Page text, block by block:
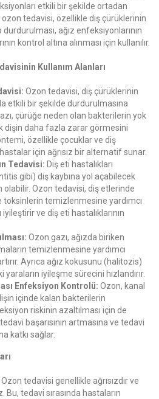
etkili bir şekilde ortadan
ozon tedavisi, özellikle diş çürüklerinin
ağız enfeksiyonlarının
kontrol altına alınması için kullanılır.
Kullanım Alanları
Ozon tedavisi, diş çürüklerinin
etkili bir şekilde durdurulmasına
çürüğe neden olan bakterilerin yok
dişin daha fazla zarar görmesini
özellikle çocuklar ve diş
için ağrısız bir alternatif sunar.
Tedavisi: Diş eti hastalıkları
gibi) diş kaybına yol açabilecek
olabilir. Ozon tedavisi, diş etlerinde
toksinlerin temizlenmesine yardımcı
iyileştirir ve diş eti hastalıklarının
Ozon gazı, ağızda biriken
temizlenmesine yardımcı
Ayrıca ağız kokusunu (halitozis)
yaraların iyileşme sürecini hızlandırır.
Enfeksiyon Kontrolü: Ozon, kanal
içinde kalan bakterilerin
riskinin azaltılması için de
başarısının artmasına ve tedavi
katkı sağlar.
Ozon tedavisi genellikle ağrısızdır ve
tedavi sırasında hastaların